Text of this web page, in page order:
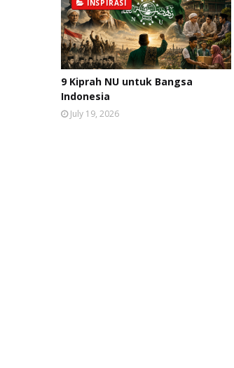
INSPIRASI
9 Kiprah NU untuk Bangsa
Indonesia
July 19, 2026